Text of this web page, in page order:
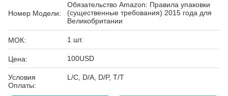
Номер Модели:
Обязательство Amazon: Правила упаковки
(существенные требования) 2015 года для
Великобритании
МОК: 1 шт.
Цена: 100USD
Условия
Оплаты:
L/C, D/A, D/P, T/T